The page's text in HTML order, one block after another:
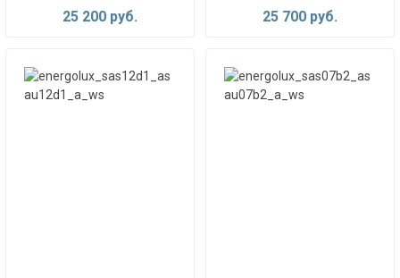
25 200 руб. 25 700 руб.